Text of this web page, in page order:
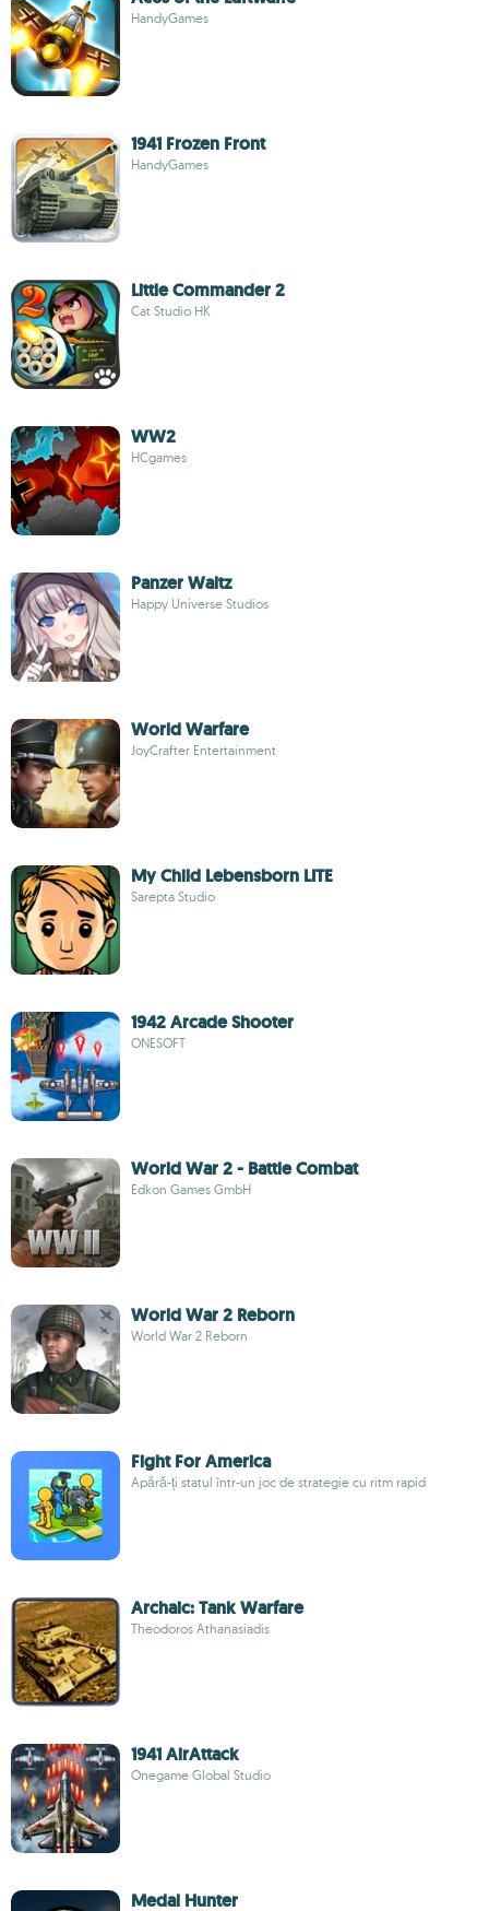
HandyGames
1941 Frozen Front
HandyGames
Little Commander 2
Cat Studio HK
WW2
HCgames
Panzer Waltz
Happy Universe Studios
World Warfare
JoyCrafter Entertainment
My Child Lebensborn LITE
Sarepta Studio
1942 Arcade Shooter
ONESOFT
World War 2 - Battle Combat
Edkon Games GmbH
World War 2 Reborn
World War 2 Reborn
Fight For America
Apără-ți statul într-un joc de strategie cu ritm rapid
Archaic: Tank Warfare
Theodoros Athanasiadis
1941 AirAttack
Onegame Global Studio
Medal Hunter